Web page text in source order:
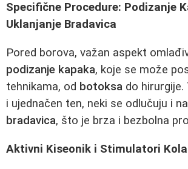
Specifične Procedure: Podizanje
Uklanjanje Bradavica
Pored borova, važan aspekt
podizanje kapaka, koje se može
tehnikama, od botoksa do
i ujednačen ten, neki se odlučuju i na
bradavica, što je brza i bezbolna
Aktivni Kiseonik i Stimulatori